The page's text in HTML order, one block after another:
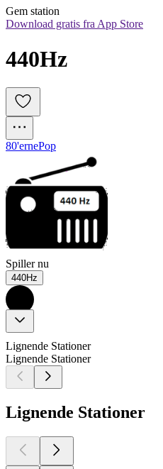
Gem station
Download gratis fra App Store
440Hz
80'ernePop
Spiller nu
440Hz
Lignende Stationer
Lignende Stationer
Lignende Stationer